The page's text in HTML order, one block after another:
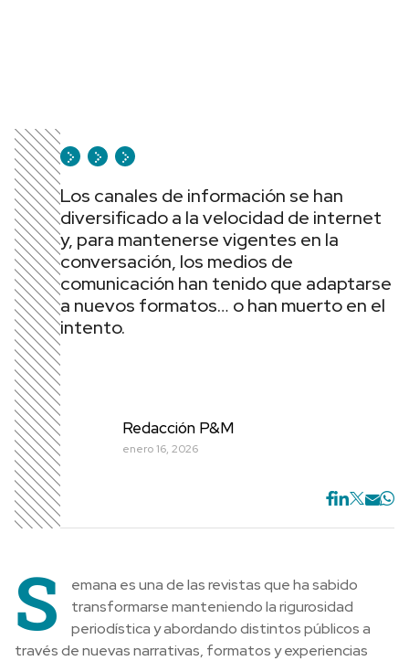
Los canales de información se han
diversificado a la velocidad de internet
y, para mantenerse vigentes en la
conversación, los medios de
comunicación han tenido que adaptarse
a nuevos formatos… o han muerto en el
intento.
Redacción P&M
enero 16, 2026
S
emana es una de las revistas que ha sabido
transformarse manteniendo la rigurosidad
periodística y abordando distintos públicos a
través de nuevas narrativas, formatos y experiencias